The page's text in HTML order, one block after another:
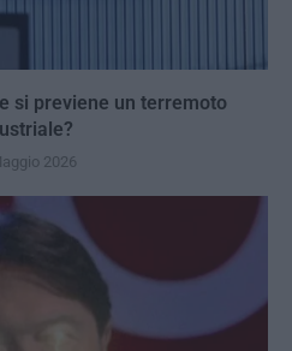
si previene un terremoto
2026